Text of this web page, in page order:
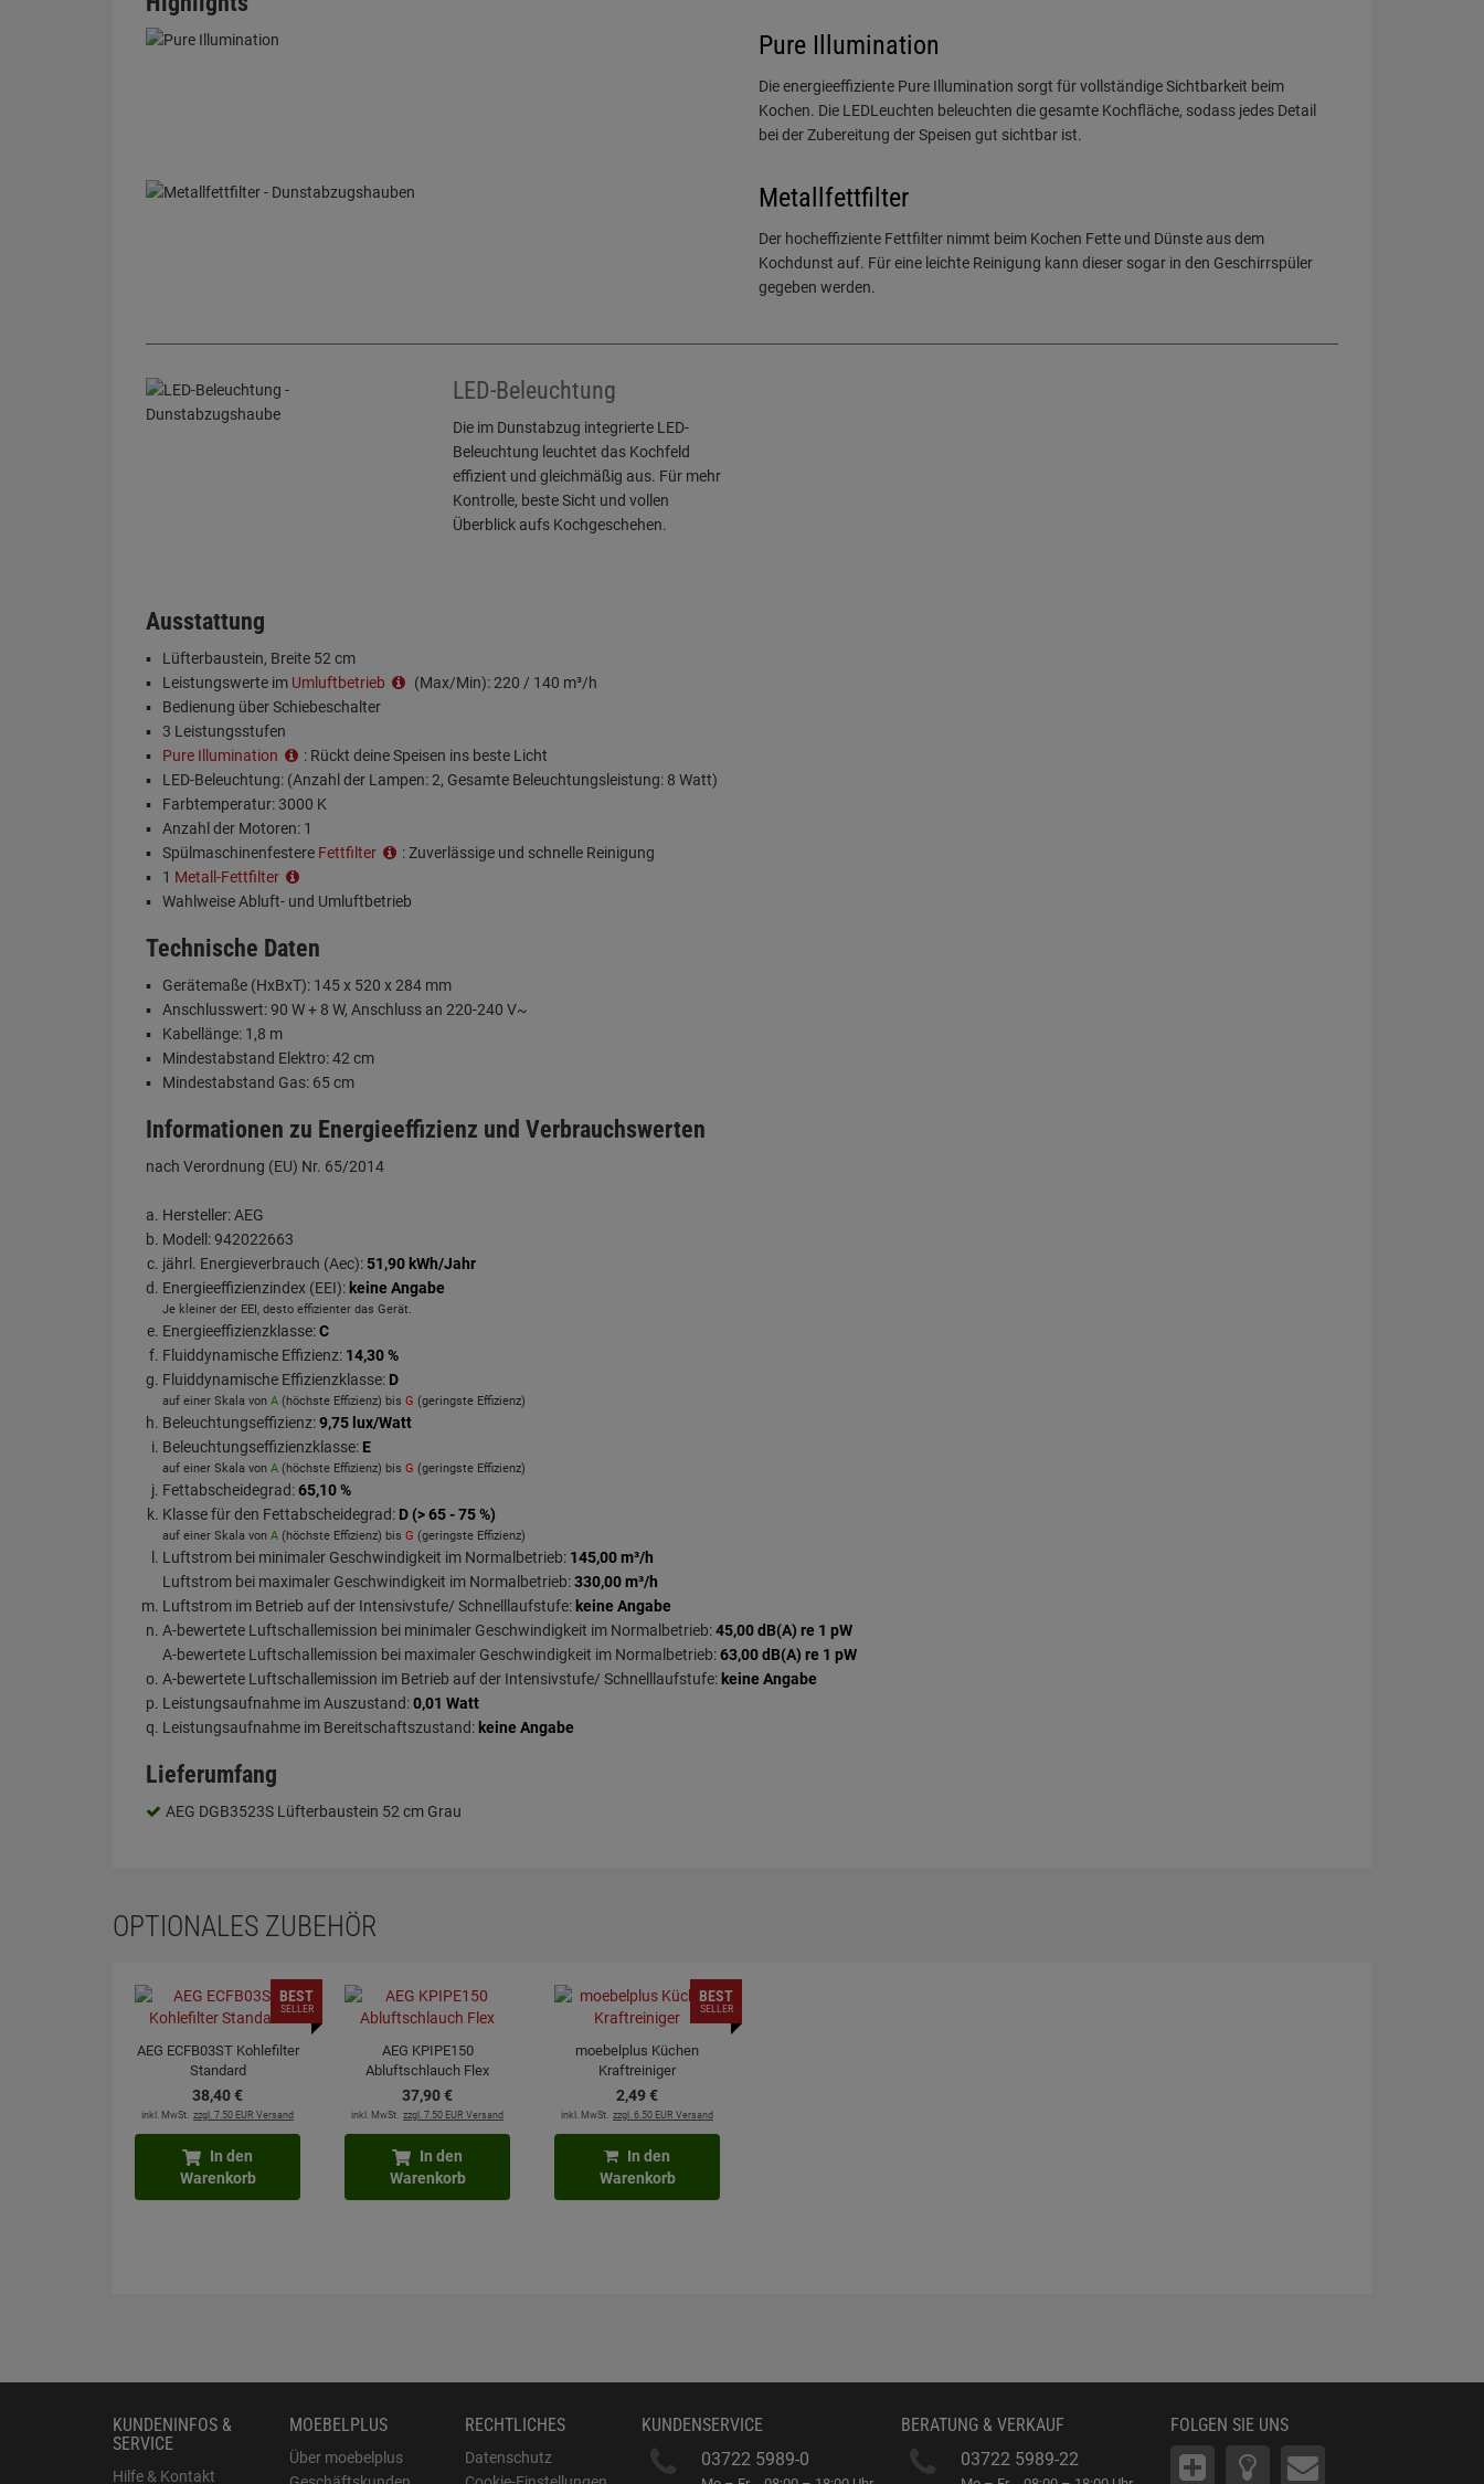
Pure Illumination
Die energieeffiziente Pure Illumination sorgt für vollständige Sichtbarkeit beim
Kochen. Die LEDLeuchten beleuchten die gesamte Kochfläche, sodass jedes Detail
bei der Zubereitung der Speisen gut sichtbar ist.
Metallfettfilter
Der hocheffiziente Fettfilter nimmt beim Kochen Fette und Dünste aus dem
Kochdunst auf. Für eine leichte Reinigung kann dieser sogar in den Geschirrspüler
gegeben werden.
LED-Beleuchtung
Die im Dunstabzug integrierte LED-
Beleuchtung leuchtet das Kochfeld
effizient und gleichmäßig aus. Für mehr
Kontrolle, beste Sicht und vollen
Überblick aufs Kochgeschehen.
Ausstattung
Lüfterbaustein, Breite 52 cm
Leistungswerte im Umluftbetrieb
(Max/Min): 220 / 140 m³/h
Bedienung über Schiebeschalter
3 Leistungsstufen
Pure Illumination
: Rückt deine Speisen ins beste Licht
LED-Beleuchtung: (Anzahl der Lampen: 2, Gesamte Beleuchtungsleistung: 8 Watt)
Farbtemperatur: 3000 K
Anzahl der Motoren: 1
Spülmaschinenfestere Fettfilter
: Zuverlässige und schnelle Reinigung
1 Metall-Fettfilter
Wahlweise Abluft- und Umluftbetrieb
Technische Daten
Gerätemaße (HxBxT): 145 x 520 x 284 mm
Anschlusswert: 90 W + 8 W, Anschluss an 220-240 V~
Kabellänge: 1,8 m
Mindestabstand Elektro: 42 cm
Mindestabstand Gas: 65 cm
Informationen zu Energieeffizienz und Verbrauchswerten
nach Verordnung (EU) Nr. 65/2014
Hersteller: AEG
Modell: 942022663
jährl. Energieverbrauch (Aec):51,90 kWh/Jahr
Energieeffizienzindex (EEI): keine Angabe
Je kleiner der EEI, desto effizienter das Gerät.
Energieeffizienzklasse:C
Fluiddynamische Effizienz: 14,30 %
Fluiddynamische Effizienzklasse: D
auf einer Skala von A (höchste Effizienz) bis G (geringste Effizienz)
Beleuchtungseffizienz:9,75 lux/Watt
Beleuchtungseffizienzklasse: E
auf einer Skala von A (höchste Effizienz) bis G (geringste Effizienz)
Fettabscheidegrad:65,10 %
Klasse für den Fettabscheidegrad: D (> 65 - 75 %)
auf einer Skala von A (höchste Effizienz) bis G (geringste Effizienz)
Luftstrom bei minimaler Geschwindigkeit im Normalbetrieb: 145,00 m³/h
Luftstrom bei maximaler Geschwindigkeit im Normalbetrieb:330,00 m³/h
Luftstrom im Betrieb auf der Intensivstufe/ Schnelllaufstufe: keine Angabe
A-bewertete Luftschallemission bei minimaler Geschwindigkeit im Normalbetrieb:45,00 dB(A) re 1 pW
A-bewertete Luftschallemission bei maximaler Geschwindigkeit im Normalbetrieb:63,00 dB(A) re 1 pW
A-bewertete Luftschallemission im Betrieb auf der Intensivstufe/ Schnelllaufstufe: keine Angabe
Leistungsaufnahme im Auszustand:0,01 Watt
Leistungsaufnahme im Bereitschaftszustand: keine Angabe
Lieferumfang
AEG DGB3523S Lüfterbaustein 52 cm Grau
OPTIONALES ZUBEHÖR
AEG ECFB03ST Kohlefilter
Standard
38,40€
inkl. MwSt. zzgl. 7.50 EUR Versand
BEST
SELLER
In den
Warenkorb
AEG KPIPE150
Abluftschlauch Flex
37,90€
inkl. MwSt. zzgl. 7.50 EUR Versand
In den
Warenkorb
moebelplus Küchen
Kraftreiniger
2,49€
inkl. MwSt. zzgl. 6.50 EUR Versand
BEST
SELLER
In den
Warenkorb
KUNDENINFOS &
SERVICE
Hilfe & Kontakt
MOEBELPLUS
Über moebelplus
RECHTLICHES
Datenschutz
KUNDENSERVICE
03722 5989-0
BERATUNG & VERKAUF
03722 5989-22
FOLGEN SIE UNS